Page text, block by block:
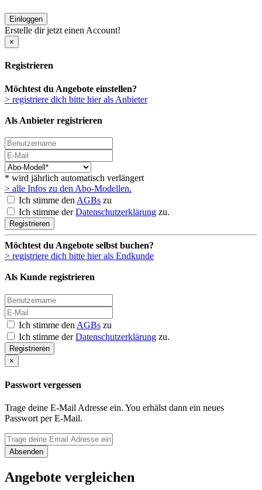
Einloggen
Erstelle dir jetzt einen Account!
×
Registrieren
Möchtest du Angebote einstellen?
> registriere dich bitte hier als Anbieter
Als Anbieter registrieren
* wird jährlich automatisch verlängert
> alle Infos zu den Abo-Modellen.
Ich stimme denAGBs zu
Ich stimme derDatenschutzerklärung zu.
Registrieren
Möchtest du Angebote selbst buchen?
> registriere dich bitte hier als Endkunde
Als Kunde registrieren
Ich stimme den AGBs zu
Ich stimme derDatenschutzerklärung zu.
Registrieren
×
Passwort vergessen
Trage deine E-Mail Adresse ein. You erhälst dann ein neues
Passwort per E-Mail.
Absenden
Angebote vergleichen